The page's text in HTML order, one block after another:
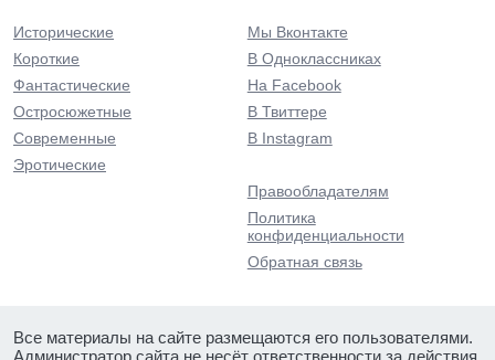
Исторические
Короткие
Фантастические
Остросюжетные
Современные
Эротические
Мы Вконтакте
В Одноклассниках
На Facebook
В Твиттере
В Instagram
Правообладателям
Политика
конфиденциальности
Обратная связь
Все материалы на сайте размещаются его пользователями.
Администратор сайта не несёт ответственности за действия